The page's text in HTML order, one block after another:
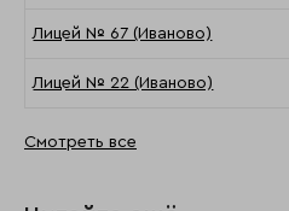
Лицей № 67 (Иваново)
Лицей № 22 (Иваново)
Смотреть все